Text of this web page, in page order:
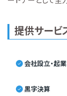
提供サービ
会社設立・起業
黒字決算